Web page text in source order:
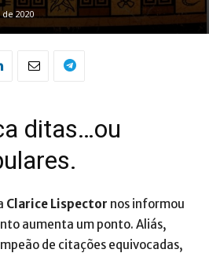
2020
ditas…ou
Clarice Lispector nos informou
aumenta um ponto. Aliás,
de citações equivocadas,